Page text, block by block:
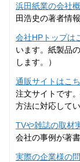
浜田紙業の会社
田浩史の著者情
会社HPトップは
います。紙製品
します。）
通販サイトはこ
注文サイトです
方法に対応してい
TVや雑誌の取材
会社の事例が著
実際の企業様の